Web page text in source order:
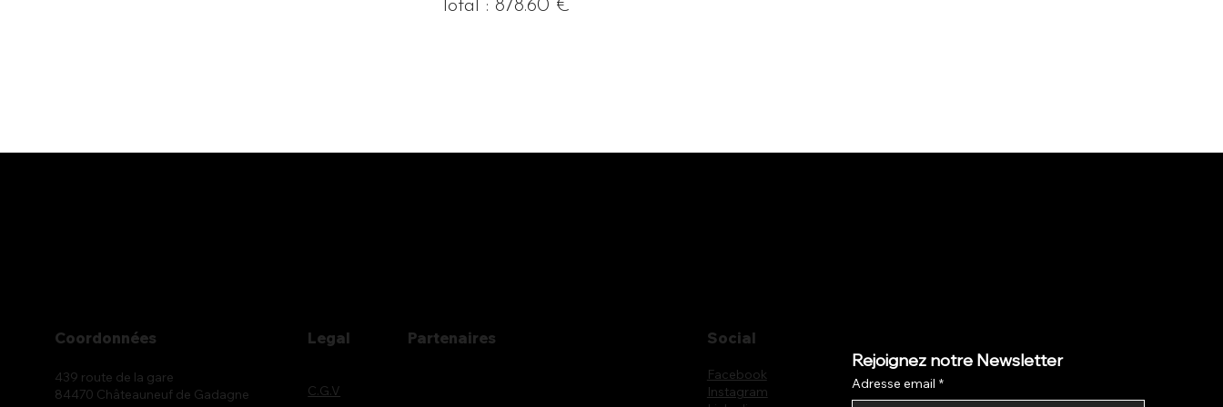
Total : 878.60 €
439 route de la gare
84470 Châteauneuf de Gadagne
Coordonnées
C.G.V
Legal Partenaires
Facebook
Instagram
Social
Rejoignez notre Newsletter
Adresse email *